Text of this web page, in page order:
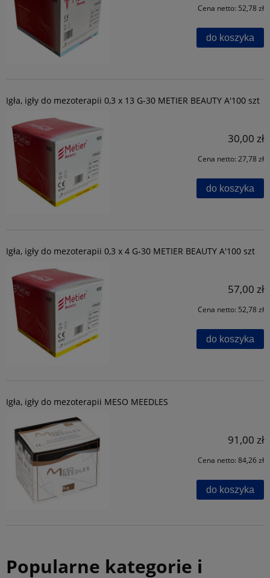
Cena netto: 52,78 zł
do koszyka
Igła, igły do mezoterapii 0,3 x 13 G-30 METIER BEAUTY A'100 szt
30,00 zł
Cena netto: 27,78 zł
do koszyka
Igła, igły do mezoterapii 0,3 x 4 G-30 METIER BEAUTY A'100 szt
57,00 zł
Cena netto: 52,78 zł
do koszyka
Igła, igły do mezoterapii MESO MEEDLES
91,00 zł
Cena netto: 84,26 zł
do koszyka
Popularne kategorie i